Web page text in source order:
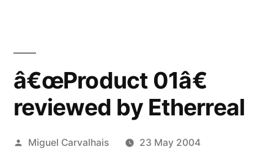
â€œProduct 01â€
reviewed by Etherreal
Posted
Miguel Carvalhais
23 May 2004